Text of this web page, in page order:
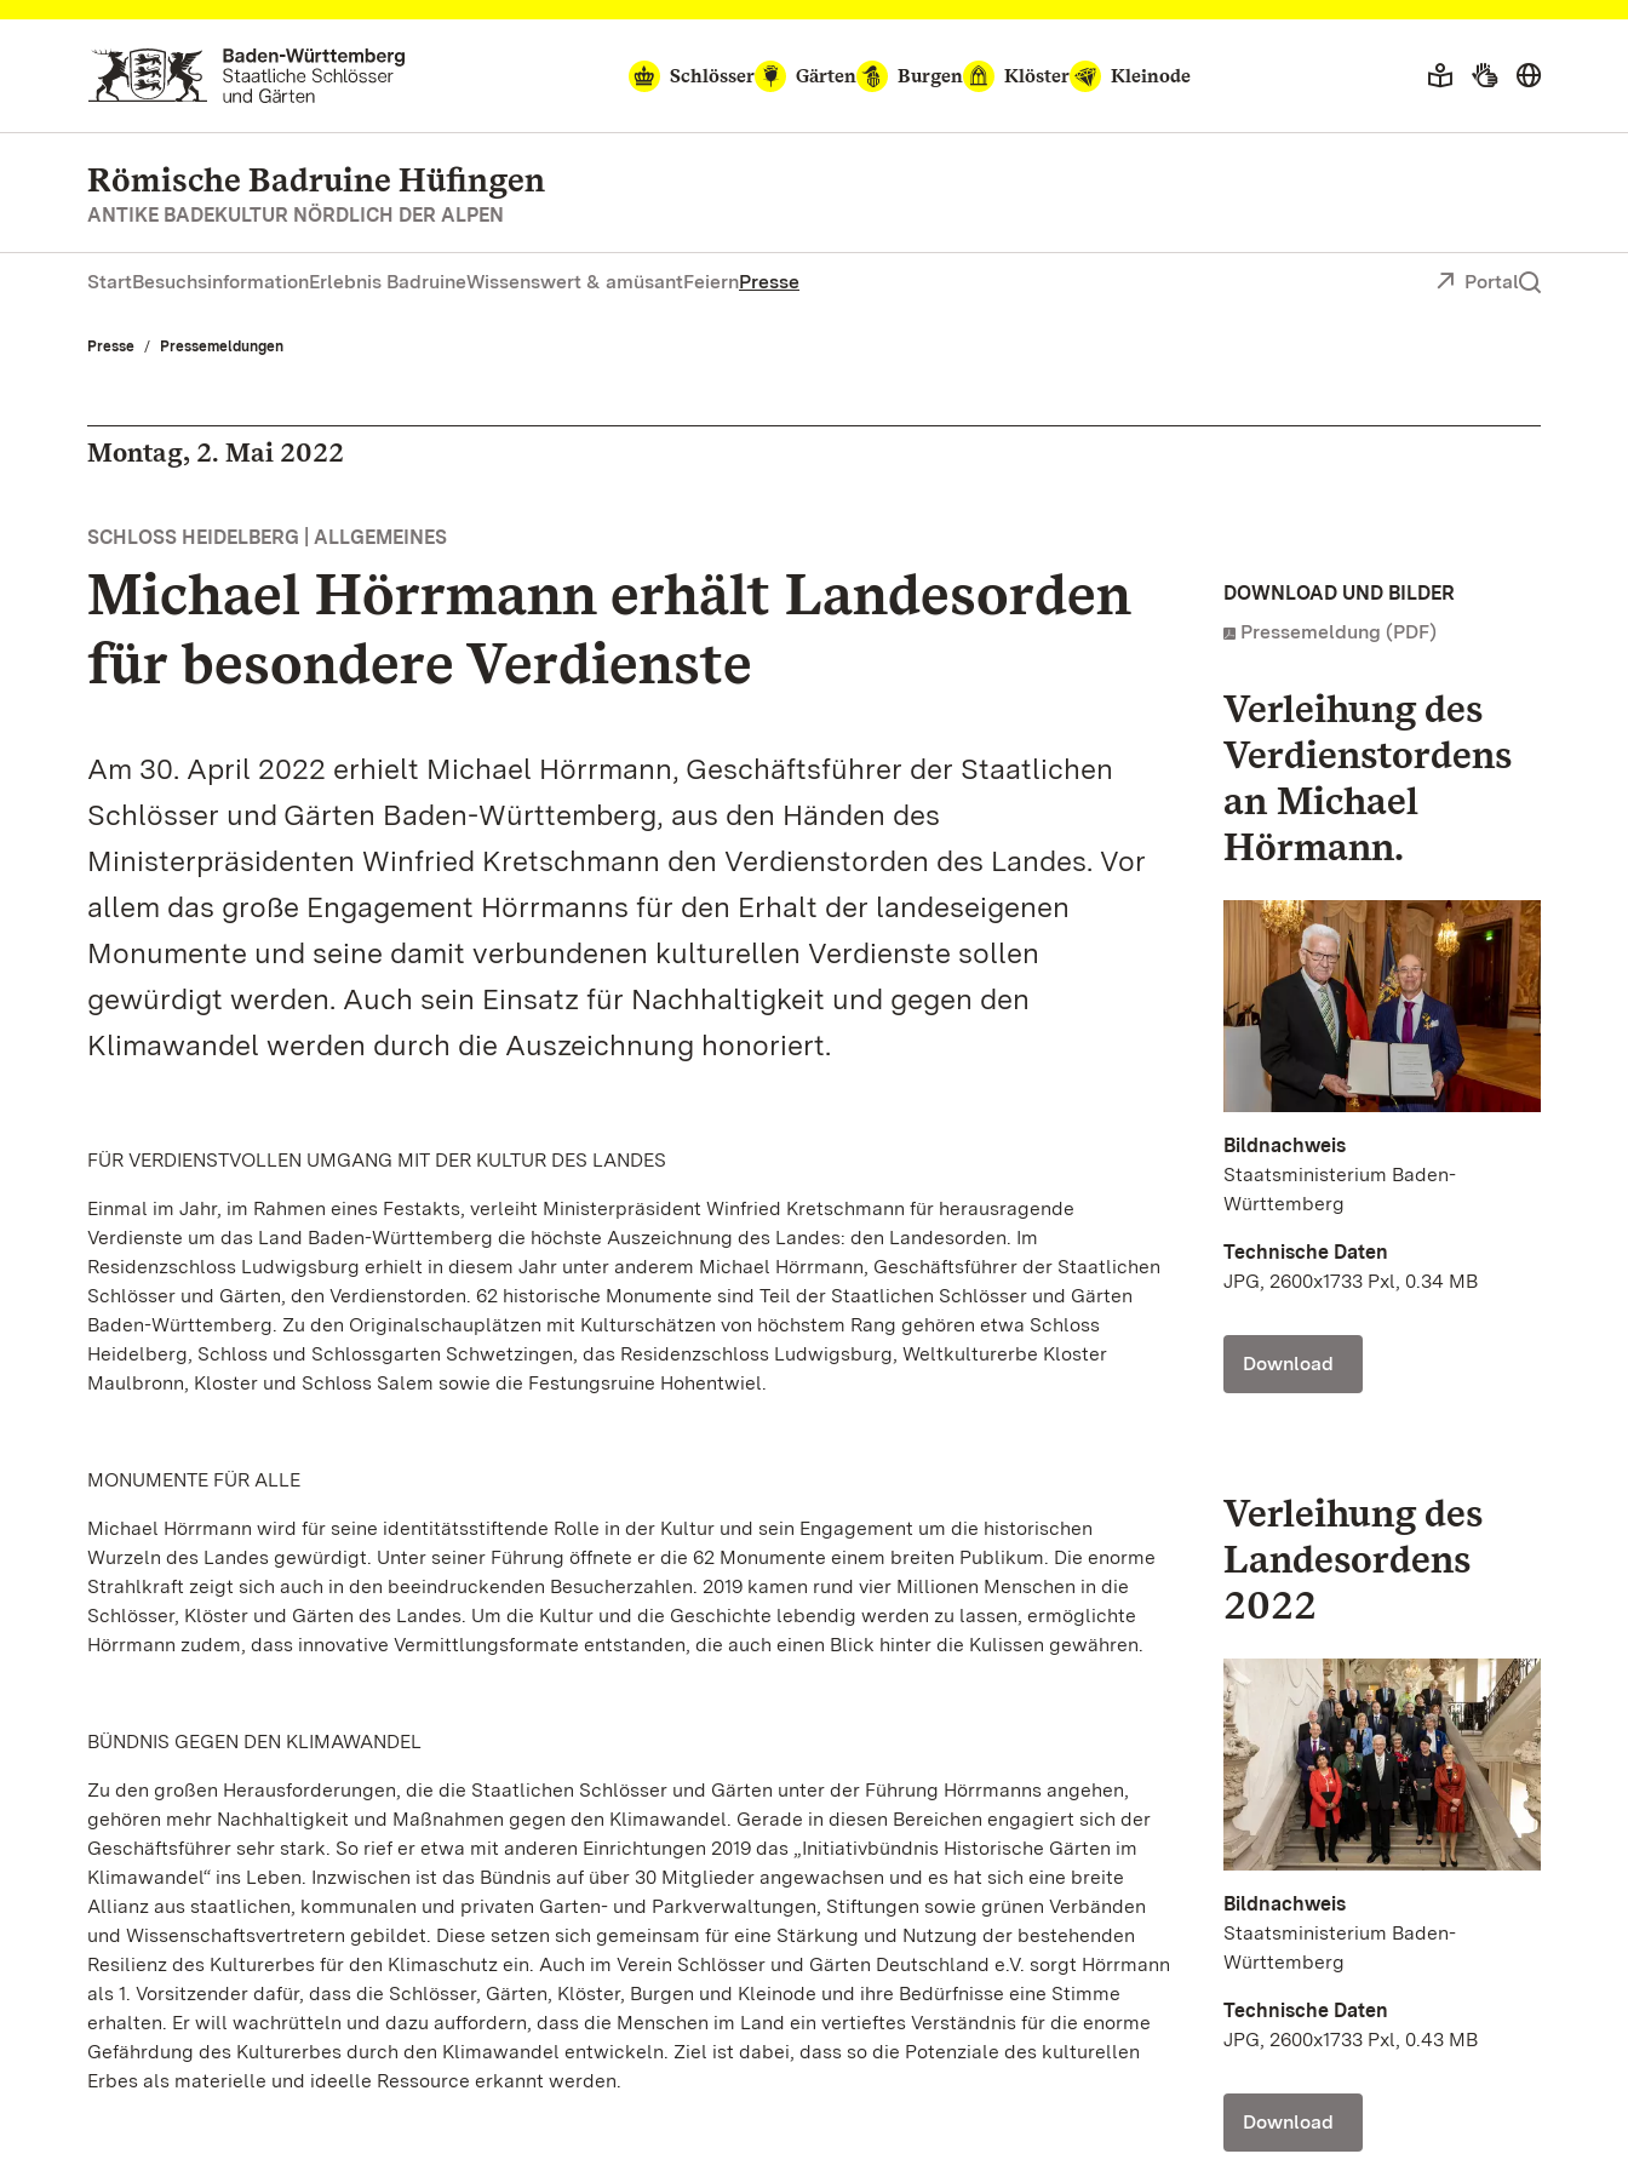
Zum Hauptinhalt springen
Schlösser
Gärten Burgen Klöster Kleinode
Römische Badruine Hüfingen
ANTIKE BADEKULTUR NÖRDLICH DER ALPEN
StartBesuchsinformationErlebnis BadruineWissenswert & amüsantFeiernPresse Portal
Presse Pressemeldungen
Montag, 2. Mai 2022
SCHLOSS HEIDELBERG | ALLGEMEINES
Michael Hörrmann erhält Landesorden
für besondere Verdienste
Am 30. April 2022 erhielt Michael Hörrmann, Geschäftsführer der Staatlichen
Schlösser und Gärten Baden-Württemberg, aus den Händen des
Ministerpräsidenten Winfried Kretschmann den Verdienstorden des Landes. Vor
allem das große Engagement Hörrmanns für den Erhalt der landeseigenen
Monumente und seine damit verbundenen kulturellen Verdienste sollen
gewürdigt werden. Auch sein Einsatz für Nachhaltigkeit und gegen den
Klimawandel werden durch die Auszeichnung honoriert.
FÜR VERDIENSTVOLLEN UMGANG MIT DER KULTUR DES LANDES
Einmal im Jahr, im Rahmen eines Festakts, verleiht Ministerpräsident Winfried Kretschmann für herausragende
Verdienste um das Land Baden-Württemberg die höchste Auszeichnung des Landes: den Landesorden. Im
Residenzschloss Ludwigsburg erhielt in diesem Jahr unter anderem Michael Hörrmann, Geschäftsführer der Staatlichen
Schlösser und Gärten, den Verdienstorden. 62 historische Monumente sind Teil der Staatlichen Schlösser und Gärten
Baden-Württemberg. Zu den Originalschauplätzen mit Kulturschätzen von höchstem Rang gehören etwa Schloss
Heidelberg, Schloss und Schlossgarten Schwetzingen, das Residenzschloss Ludwigsburg, Weltkulturerbe Kloster
Maulbronn, Kloster und Schloss Salem sowie die Festungsruine Hohentwiel.
MONUMENTE FÜR ALLE
Michael Hörrmann wird für seine identitätsstiftende Rolle in der Kultur und sein Engagement um die historischen
Wurzeln des Landes gewürdigt. Unter seiner Führung öffnete er die 62 Monumente einem breiten Publikum. Die enorme
Strahlkraft zeigt sich auch in den beeindruckenden Besucherzahlen. 2019 kamen rund vier Millionen Menschen in die
Schlösser, Klöster und Gärten des Landes. Um die Kultur und die Geschichte lebendig werden zu lassen, ermöglichte
Hörrmann zudem, dass innovative Vermittlungsformate entstanden, die auch einen Blick hinter die Kulissen gewähren.
BÜNDNIS GEGEN DEN KLIMAWANDEL
Zu den großen Herausforderungen, die die Staatlichen Schlösser und Gärten unter der Führung Hörrmanns angehen,
gehören mehr Nachhaltigkeit und Maßnahmen gegen den Klimawandel. Gerade in diesen Bereichen engagiert sich der
Geschäftsführer sehr stark. So rief er etwa mit anderen Einrichtungen 2019 das „Initiativbündnis Historische Gärten im
Klimawandel“ ins Leben. Inzwischen ist das Bündnis auf über 30 Mitglieder angewachsen und es hat sich eine breite
Allianz aus staatlichen, kommunalen und privaten Garten- und Parkverwaltungen, Stiftungen sowie grünen Verbänden
und Wissenschaftsvertretern gebildet. Diese setzen sich gemeinsam für eine Stärkung und Nutzung der bestehenden
Resilienz des Kulturerbes für den Klimaschutz ein. Auch im Verein Schlösser und Gärten Deutschland e.V. sorgt Hörrmann
als 1. Vorsitzender dafür, dass die Schlösser, Gärten, Klöster, Burgen und Kleinode und ihre Bedürfnisse eine Stimme
erhalten. Er will wachrütteln und dazu auffordern, dass die Menschen im Land ein vertieftes Verständnis für die enorme
Gefährdung des Kulturerbes durch den Klimawandel entwickeln. Ziel ist dabei, dass so die Potenziale des kulturellen
Erbes als materielle und ideelle Ressource erkannt werden.
DOWNLOAD UND BILDER
Pressemeldung (PDF)
Verleihung des
Verdienstordens
an Michael
Hörmann.
Bildnachweis
Staatsministerium Baden-
Württemberg
Technische Daten
JPG, 2600x1733 Pxl, 0.34 MB
Download
Verleihung des
Landesordens
2022
Bildnachweis
Staatsministerium Baden-
Württemberg
Technische Daten
JPG, 2600x1733 Pxl, 0.43 MB
Download